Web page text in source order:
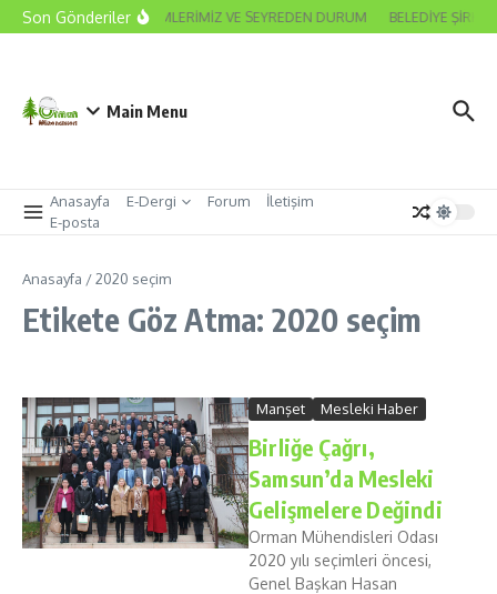
İçeriğe atla
Son Gönderiler
2026 ODA SEÇİMLERİMİZ VE SEYREDEN DURUM BELEDİYE
Main Menu
Anasayfa E-Dergi Forum
İletişim
E-posta
Anasayfa /2020 seçim
Etikete Göz Atma: 2020 seçim
Manşet Mesleki Haber
Birliğe Çağrı,
Samsun’da Mesleki
Gelişmelere Değindi
Orman Mühendisleri Odası
2020 yılı seçimleri öncesi,
Genel Başkan Hasan